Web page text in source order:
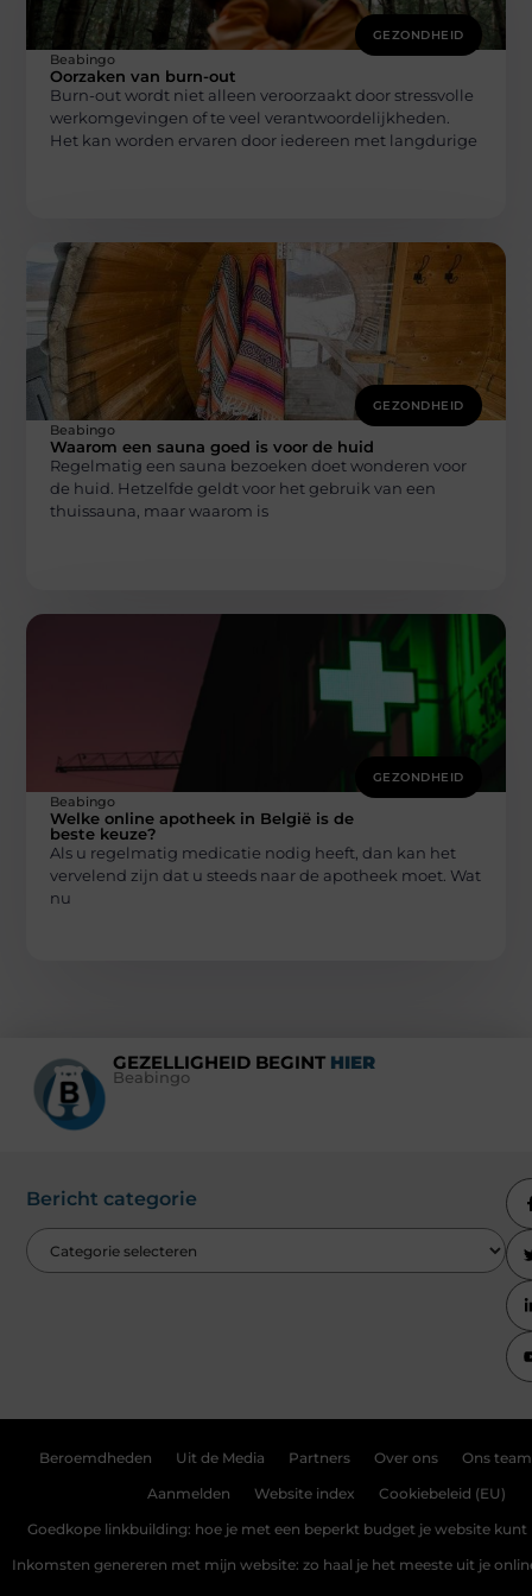
GEZONDHEID
Beabingo
Oorzaken van burn-out
Burn-out wordt niet alleen veroorzaakt door stressvolle
werkomgevingen of te veel verantwoordelijkheden.
Het kan worden ervaren door iedereen met langdurige
GEZONDHEID
Beabingo
Waarom een sauna goed is voor de huid
Regelmatig een sauna bezoeken doet wonderen voor
de huid. Hetzelfde geldt voor het gebruik van een
thuissauna, maar waarom is
GEZONDHEID
Beabingo
Welke online apotheek in België is de
beste keuze?
Als u regelmatig medicatie nodig heeft, dan kan het
vervelend zijn dat u steeds naar de apotheek moet. Wat
nu
GEZELLIGHEID BEGINT HIER
Beabingo
Bericht categorie
Beroemdheden Uit de Media Partners Over ons Ons team
Aanmelden Website index Cookiebeleid (EU)
Goedkope linkbuilding: hoe je met een beperkt budget je website kunt
Inkomsten genereren met mijn website: zo haal je het meeste uit je